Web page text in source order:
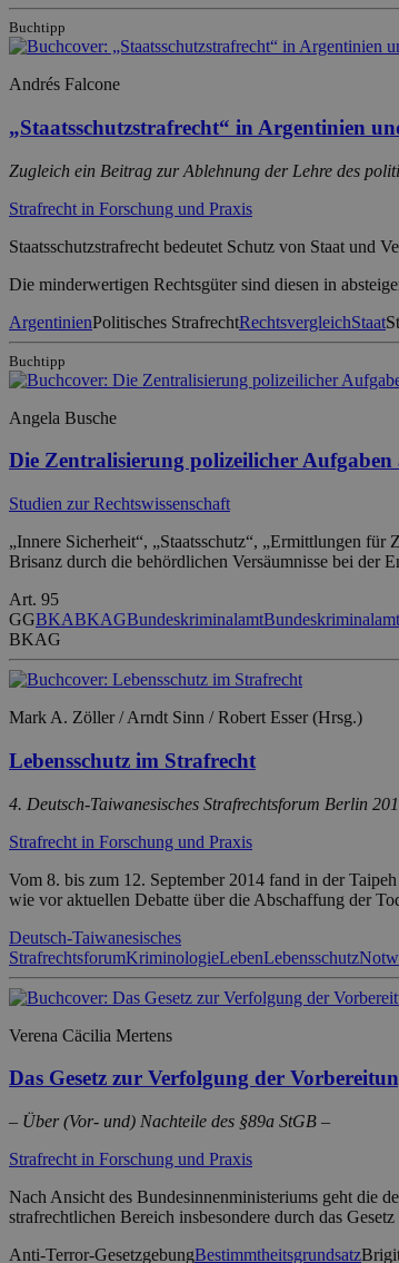
Buchtipp
Andrés Falcone
„Staatsschutzstrafrecht“ in Argentinien
Zugleich ein Beitrag zur Ablehnung der Lehre des
Strafrecht in Forschung und Praxis
Staatsschutzstrafrecht bedeutet Schutz von Staat und
Die minderwertigen Rechtsgüter sind diesen in
ArgentinienPolitisches StrafrechtRechtsvergleichStaat
Buchtipp
Angela Busche
Die Zentralisierung polizeilicher
Studien zur Rechtswissenschaft
„Innere Sicherheit“, „Staatsschutz“, „Ermittlungen
Brisanz durch die behördlichen Versäumnisse bei der
Art. 95
GGBKABKAGBundeskriminalamt
BKAG
Mark A. Zöller / Arndt Sinn / Robert Esser (Hrsg.)
Lebensschutz im Strafrecht
4. Deutsch-Taiwanesisches Strafrechtsforum Berlin
Strafrecht in Forschung und Praxis
Vom 8. bis zum 12. September 2014 fand in der
wie vor aktuellen Debatte über die Abschaffung der
Deutsch-Taiwanesisches
StrafrechtsforumKriminologieLebenLebensschutz
Verena Cäcilia Mertens
Das Gesetz zur Verfolgung der
– Über (Vor- und) Nachteile des §89a StGB –
Strafrecht in Forschung und Praxis
Nach Ansicht des Bundesinnenministeriums geht die
strafrechtlichen Bereich insbesondere durch das
Anti-Terror-GesetzgebungBestimmtheitsgrundsatz